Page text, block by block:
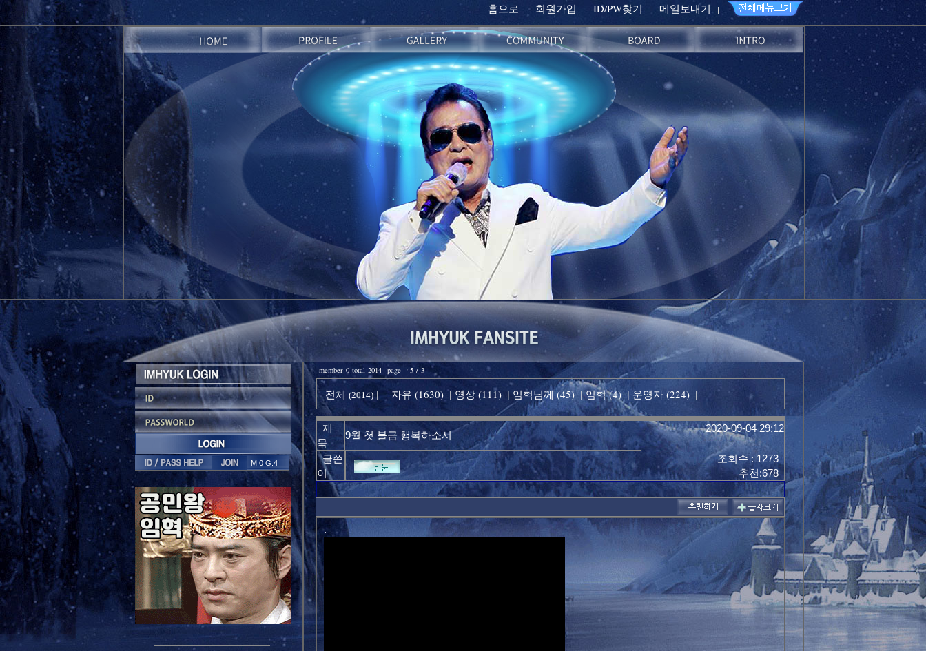
홈으로 회원가입 ID/PW찾기 메일보내기
M:0 G:4
member 0 total 2014 page 45 / 3
전체 (2014)| 자유 (1630) | 영상 (111) | 임혁님께 (45) | 임혁 (4) | 운영자 (224) |
제
목
9월 첫 불금 행복하소서
2020-09-04 29:12
글쓴
이
조회수 : 1273
추천:678
.